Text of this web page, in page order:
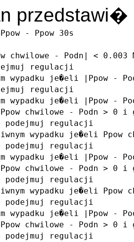
- Ppow 30s
chwilowe - Podn| < 0.003
regulacji
wypadku je�eli |Ppow -
regulacji
wypadku je�eli |Ppow -
chwilowe - Podn > 0 i
regulacji
wypadku je�eli Ppow
regulacji
wypadku je�eli |Ppow -
chwilowe - Podn > 0 i
regulacji
wypadku je�eli Ppow
regulacji
wypadku je�eli |Ppow -
chwilowe - Podn > 0 i
regulacji